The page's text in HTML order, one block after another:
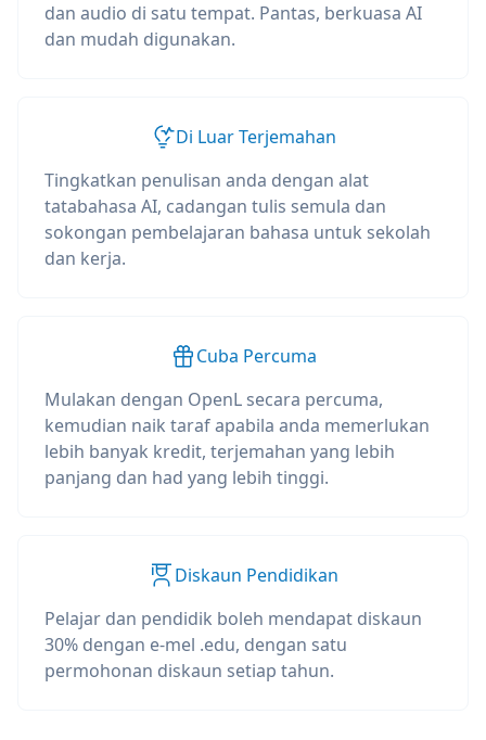
dan audio di satu tempat. Pantas, berkuasa AI
dan mudah digunakan.
Di Luar Terjemahan
Tingkatkan penulisan anda dengan alat
tatabahasa AI, cadangan tulis semula dan
sokongan pembelajaran bahasa untuk sekolah
dan kerja.
Cuba Percuma
Mulakan dengan OpenL secara percuma,
kemudian naik taraf apabila anda memerlukan
lebih banyak kredit, terjemahan yang lebih
panjang dan had yang lebih tinggi.
Diskaun Pendidikan
Pelajar dan pendidik boleh mendapat diskaun
30% dengan e-mel .edu, dengan satu
permohonan diskaun setiap tahun.